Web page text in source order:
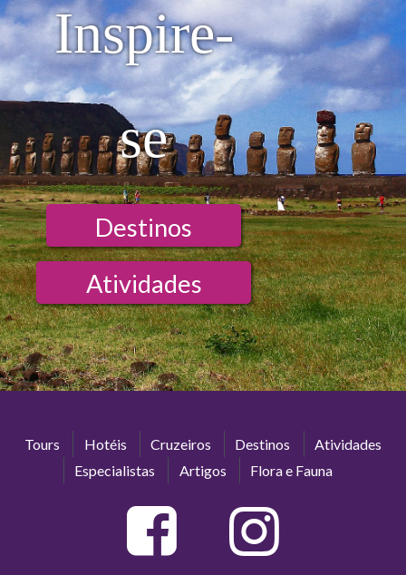
Inspire-
se
Destinos
Atividades
Tours Hotéis Cruzeiros Destinos
Atividades
Especialistas
Artigos Flora e Fauna